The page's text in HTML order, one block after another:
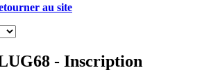
au site
- Inscription